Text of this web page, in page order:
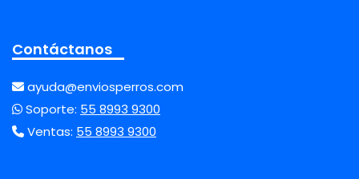
Contáctanos
ayuda@enviosperros.com
Soporte: 55 8993 9300
Ventas: 55 8993 9300